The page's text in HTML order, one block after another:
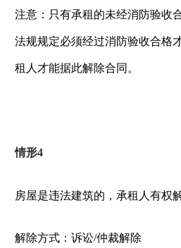
注意：只有承租的未经消防验收
法规规定必须经过消防验收合格
租人才能据此解除合同。
情形4
房屋是违法建筑的，承租人有权
解除方式：诉讼/仲裁解除